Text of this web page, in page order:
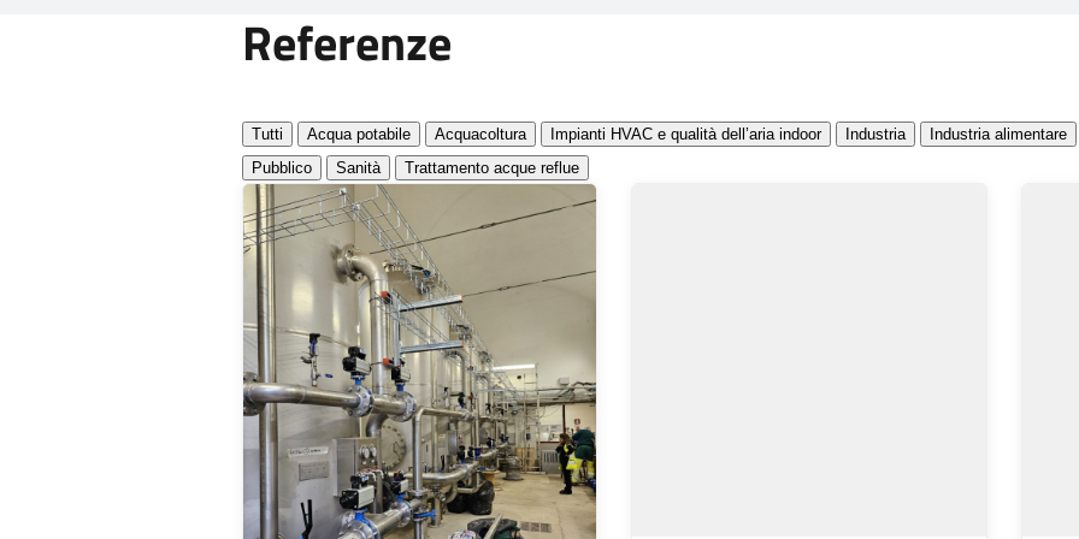
Referenze
Tutti Acqua potabile Acquacoltura Impianti HVAC e qualità dell’aria indoor Industria Industria alimentare
Pubblico
Sanità Trattamento acque reflue